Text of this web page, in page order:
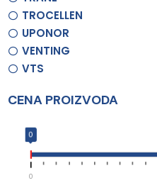
TROCELLEN
UPONOR
VENTING
VTS
CENA PROIZVODA
0
0